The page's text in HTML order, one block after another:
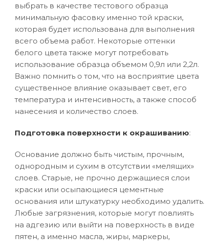
выбрать в качестве тестового образца
минимальную фасовку именно той краски,
которая будет использована для выполнения
всего объема работ. Некоторые оттенки
белого цвета также могут потребовать
использование образца объемом 0,9л или 2,2л.
Важно помнить о том, что на восприятие цвета
существенное влияние оказывает свет, его
температура и интенсивность, а также способ
нанесения и количество слоев.
Подготовка поверхности к окрашиванию:
Основание должно быть чистым, прочным,
однородным и сухим в отсутствии «мелящих»
слоев. Старые, не прочно держащиеся слои
краски или осыпающиеся цементные
основания или штукатурку необходимо удалить.
Любые загрязнения, которые могут повлиять
на адгезию или выйти на поверхность в виде
пятен, а именно масла, жиры, маркеры,